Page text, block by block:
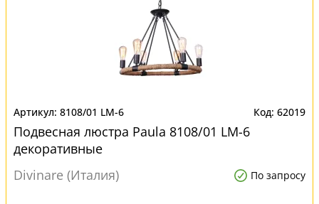
8108/01 LM-6 62019
Подвесная люстра Paula 8108/01 LM-6
декоративные
Divinare (Италия)
По запросу